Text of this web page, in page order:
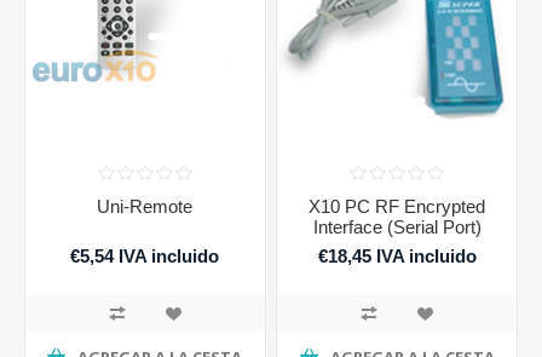
Uni-Remote
€5,54 IVA incluido
X10 PC RF Encrypted
Interface (Serial Port)
€18,45 IVA incluido